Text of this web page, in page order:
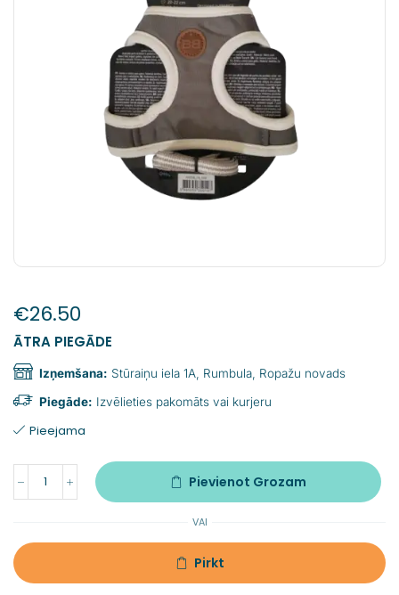
€26.50
ĀTRA PIEGĀDE
Izņemšana: Stūraiņu iela 1A, Rumbula, Ropažu novads
Piegāde: Izvēlieties pakomāts vai kurjeru
Pieejama
Pievienot Grozam
VAI
Pirkt